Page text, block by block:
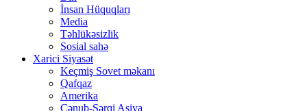
İnsan Hüquqları
Media
Təhlükəsizlik
Sosial sahə
Xarici Siyasət
Keçmiş Sovet məkanı
Qafqaz
Amerika
Cənub-Şərqi Asiya